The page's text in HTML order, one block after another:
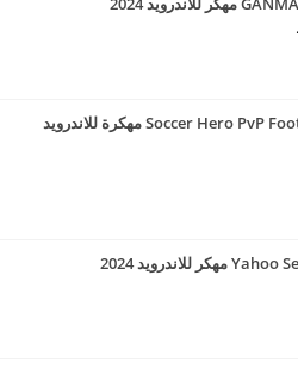
تحميل Soccer Hero PvP Football Game مهكرة للاندرويد